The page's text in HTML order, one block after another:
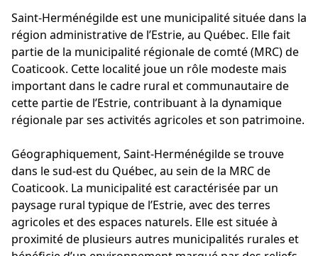
Saint-Herménégilde est une municipalité située dans la
région administrative de l’Estrie, au Québec. Elle fait
partie de la municipalité régionale de comté (MRC) de
Coaticook. Cette localité joue un rôle modeste mais
important dans le cadre rural et communautaire de
cette partie de l’Estrie, contribuant à la dynamique
régionale par ses activités agricoles et son patrimoine.
Géographiquement, Saint-Herménégilde se trouve
dans le sud-est du Québec, au sein de la MRC de
Coaticook. La municipalité est caractérisée par un
paysage rural typique de l’Estrie, avec des terres
agricoles et des espaces naturels. Elle est située à
proximité de plusieurs autres municipalités rurales et